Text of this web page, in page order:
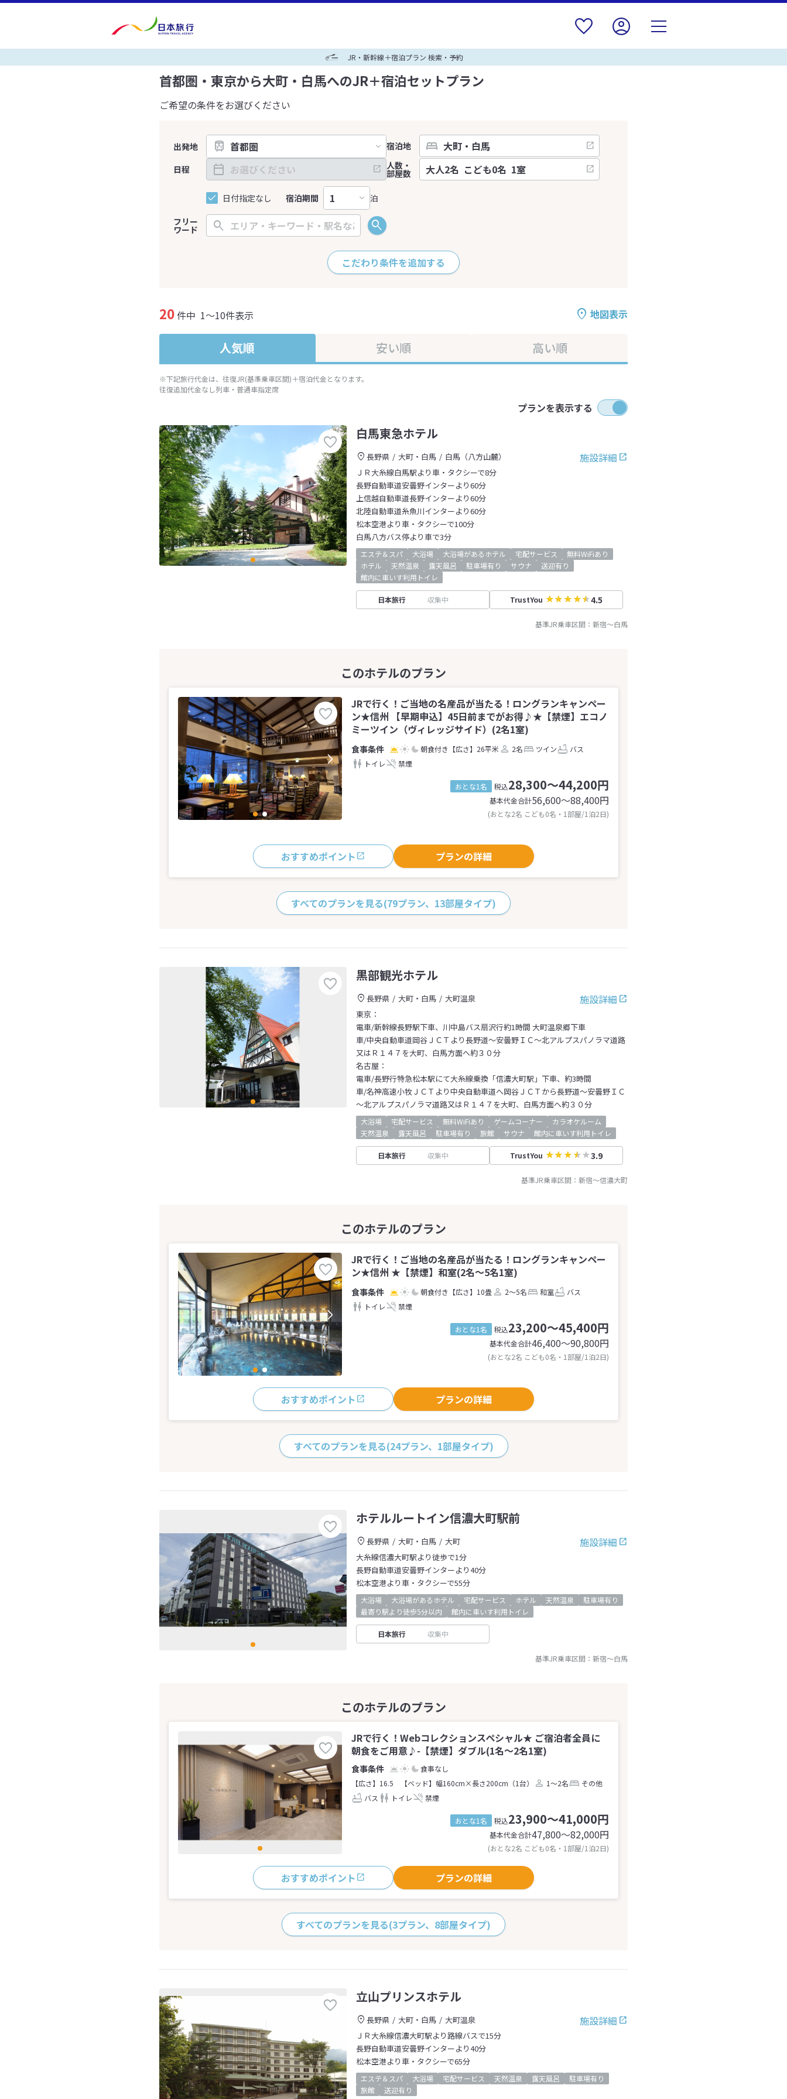
JR・新幹線＋宿泊プラン 検索・予約
首都圏・東京から大町・白馬へのJR＋宿泊セットプラン
ご希望の条件をお選びください
出発地
宿泊地
日程
日付指定なし 宿泊期間 泊
人数・
部屋数
フリー
ワード
こだわり条件を追加する
地図表示
20件中 1～10件表示
人気順 安い順 高い順
※下記旅行代金は、往復JR(基準乗車区間)＋宿泊代金となります。
往復追加代金なし列車・普通車指定席
プランを表示する
白馬東急ホテル
施設詳細
長野県 大町・白馬
白馬（八方山麓）
ＪＲ大糸線白馬駅より車・タクシーで8分
長野自動車道安曇野インターより60分
上信越自動車道長野インターより60分
北陸自動車道糸魚川インターより60分
松本空港より車・タクシーで100分
白馬八方バス停より車で3分
エステ＆スパ 大浴場 大浴場があるホテル 宅配サービス
無料WiFiあり
ホテル
天然温泉 露天風呂 駐車場有り サウナ
送迎有り
館内に車いす利用トイレ
日本旅行 収集中 TrustYou 4.5
基準JR乗車区間： 新宿～白馬
JRで行く！ご当地の名産品が当たる！ロングランキャンペー
ン★信州 【早期申込】45日前までがお得♪★【禁煙】エコノ
ミーツイン（ヴィレッジサイド）(2名1室)
朝食付き 【広さ】26平米 2名 ツイン
バス
トイレ
禁煙
おとな1名 税込28,300～44,200円
基本代金合計56,600〜88,400円
(おとな2名 こども0名・1部屋/1泊2日)
おすすめポイント プランの詳細
すべてのプランを見る(79プラン、13部屋タイプ)
黒部観光ホテル
施設詳細
長野県 大町・白馬
大町温泉
東京：
電車/新幹線長野駅下車、川中島バス扇沢行約1時間 大町温泉郷下車
車/中央自動車道岡谷ＪＣＴより長野道～安曇野ＩＣ～北アルプスパノラマ道路
又はＲ１４７を大町、白馬方面へ約３０分
名古屋：
電車/長野行特急松本駅にて大糸線乗換「信濃大町駅」下車、約3時間
車/名神高速小牧ＪＣＴより中央自動車道へ岡谷ＪＣＴから長野道～安曇野ＩＣ
～北アルプスパノラマ道路又はＲ１４７を大町、白馬方面へ約３０分
大浴場 宅配サービス 無料WiFiあり ゲームコーナー
カラオケルーム
天然温泉
露天風呂 駐車場有り 旅館 サウナ 館内に車いす利用トイレ
日本旅行 収集中 TrustYou 3.9
基準JR乗車区間： 新宿～信濃大町
JRで行く！ご当地の名産品が当たる！ロングランキャンペー
ン★信州 ★【禁煙】和室(2名～5名1室)
朝食付き 【広さ】10畳 2～5名 和室
バス
トイレ
禁煙
おとな1名 税込23,200～45,400円
基本代金合計46,400〜90,800円
(おとな2名 こども0名・1部屋/1泊2日)
おすすめポイント プランの詳細
すべてのプランを見る(24プラン、1部屋タイプ)
ホテルルートイン信濃大町駅前
施設詳細
長野県 大町・白馬
大町
大糸線信濃大町駅より徒歩で1分
長野自動車道安曇野インターより40分
松本空港より車・タクシーで55分
大浴場 大浴場があるホテル 宅配サービス ホテル 天然温泉
駐車場有り
最寄り駅より徒歩5分以内
館内に車いす利用トイレ
日本旅行 収集中
基準JR乗車区間： 新宿～白馬
JRで行く！Webコレクションスペシャル★ ご宿泊者全員に
朝食をご用意♪-【禁煙】ダブル(1名～2名1室)
食事なし
【広さ】16.5
【ベッド】幅160cm×長さ200cm（1台） 1～2名
その他
バス
トイレ 禁煙
おとな1名 税込23,900～41,000円
基本代金合計47,800〜82,000円
(おとな2名 こども0名・1部屋/1泊2日)
おすすめポイント プランの詳細
すべてのプランを見る(3プラン、8部屋タイプ)
立山プリンスホテル
施設詳細
長野県 大町・白馬
大町温泉
ＪＲ大糸線信濃大町駅より路線バスで15分
長野自動車道安曇野インターより40分
松本空港より車・タクシーで65分
エステ＆スパ 大浴場 宅配サービス 天然温泉 露天風呂
駐車場有り
旅館
送迎有り